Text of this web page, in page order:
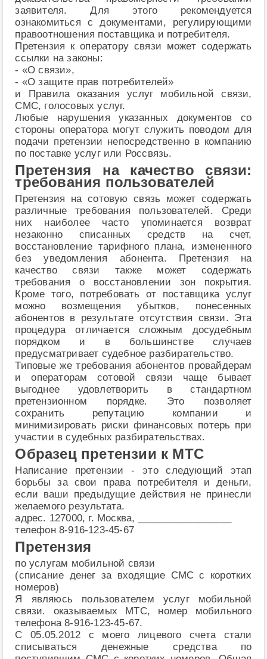
заявителя. Для этого рекомендуется
ознакомиться с документами, регулирующими
правоотношения поставщика и потребителя.
Претензия к оператору связи может содержать
ссылки на законы:
- «О связи»,
- «О защите прав потребителей»
и Правила оказания услуг мобильной связи,
СМС, голосовых услуг.
Любые нарушения указанных документов со
стороны оператора могут служить поводом для
подачи претензии непосредственно в компанию
по поставке услуг или Россвязь.
Претензия на качество связи:
требования пользователей
Претензия на сотовую связь может содержать
различные требования пользователей. Среди
них наиболее часто упоминается возврат
незаконно списанных средств на счет,
восстановление тарифного плана, измененного
без уведомления абонента. Претензия на
качество связи также может содержать
требования о восстановлении зон покрытия.
Кроме того, потребовать от поставщика услуг
можно возмещения убытков, понесенных
абонентов в результате отсутствия связи. Эта
процедура отличается сложным досудебным
порядком и в большинстве случаев
предусматривает судебное разбирательство.
Типовые же требования абонентов провайдерам
и операторам сотовой связи чаще бывает
выгоднее удовлетворить в стандартном
претензионном порядке. Это позволяет
сохранить репутацию компании и
минимизировать риски финансовых потерь при
участии в судебных разбирательствах.
Образец претензии к МТС
Написание претензии - это следующий этап
борьбы за свои права потребителя и деньги,
если ваши предыдущие действия не принесли
желаемого результата.
адрес. 127000, г. Москва, _________________
телефон 8-916-123-45-67
Претензия
по услугам мобильной связи
(списание денег за входящие СМС с коротких
номеров)
Я являюсь пользователем услуг мобильной
связи. оказываемых МТС, номер мобильного
телефона 8-916-123-45-67.
С 05.05.2012 с моего лицевого счета стали
списываться денежные средства по